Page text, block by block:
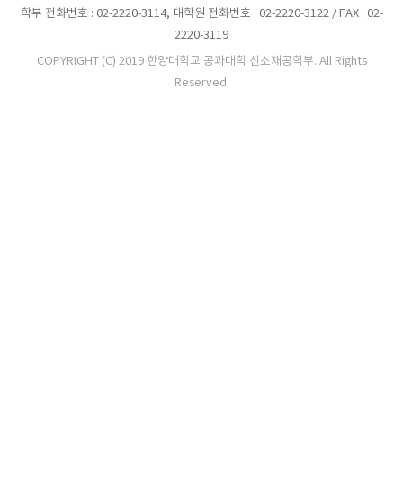
학부 전화번호 : 02-2220-3114, 대학원 전화번호 : 02-2220-3122 / FAX : 02-
2220-3119
COPYRIGHT (C) 2019 한양대학교 공과대학 신소재공학부. All Rights
Reserved.